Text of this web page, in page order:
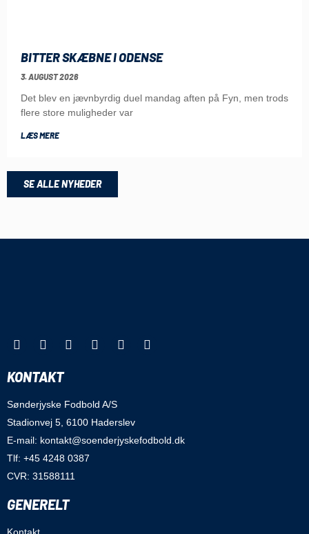
BITTER SKÆBNE I ODENSE
3. AUGUST 2026
Det blev en jævnbyrdig duel mandag aften på Fyn, men trods
flere store muligheder var
LÆS MERE
SE ALLE NYHEDER
KONTAKT
Sønderjyske Fodbold A/S
Stadionvej 5, 6100 Haderslev
E-mail: kontakt@soenderjyskefodbold.dk
Tlf: +45 4248 0387
CVR: 31588111
GENERELT